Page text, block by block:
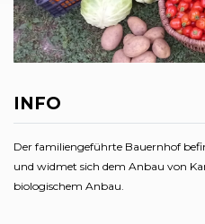
INFO
Der familiengeführte Bauernhof
und widmet sich dem Anbau von
biologischem Anbau.